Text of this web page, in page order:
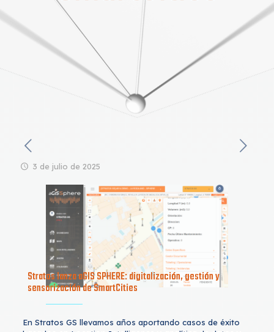
3 de julio de 2025
Stratos lanza aGIS SPHERE: digitalización, gestión y
sensorización de SmartCities
En Stratos GS llevamos años aportando casos de éxito